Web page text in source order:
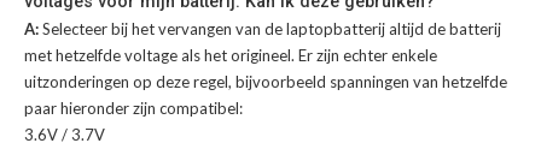
A:Selecteer bij het vervangen van de laptopbatterij altijd de batterij
met hetzelfde voltage als het origineel. Er zijn echter enkele
uitzonderingen op deze regel, bijvoorbeeld spanningen van hetzelfde
paar hieronder zijn compatibel:
3.6V / 3.7V